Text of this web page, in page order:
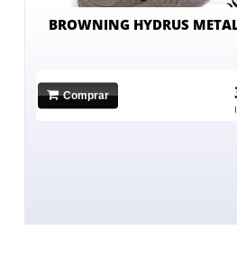
BROWNING HYDRUS
Comprar